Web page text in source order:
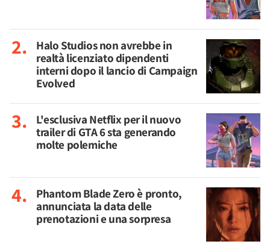
Halo Studios non avrebbe in
realtà licenziato dipendenti
interni dopo il lancio di Campaign
Evolved
L'esclusiva Netflix per il nuovo
trailer di GTA 6 sta generando
molte polemiche
Phantom Blade Zero è pronto,
annunciata la data delle
prenotazioni e una sorpresa